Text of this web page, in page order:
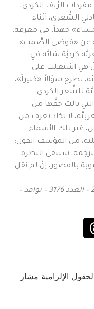
الرِّيف الكردي،
الشِّعري، أثناء
جهداً، في معرفة،
عن «فوضى الصَّمت»
كرديَّة شابَّة في
إنْ هي اشتغلت على
تطرح سؤالاً «كبيراً»،
للشِّعر الكردي
نالت حقَّها من
لا تكاد تعرف من
غير تلك الأسماء
من المؤسف القول:
ستبقي النظرة
بالقصور، إنْ لم نقل
المستقبل – الاحد 28 كانون الأول 2008 – العدد 3176 – نوافذ –
الإلزامية مشار